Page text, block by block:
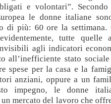
e volontari”.
le donne italiane
di più: 60 ore la settimana.
tutte quelle
agli indicatori
all’inefficiente stato
spese per la casa e la
anziani, oppure a un
impegno, le donne
mercato del lavoro che